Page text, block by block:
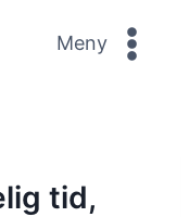
Meny
tid,